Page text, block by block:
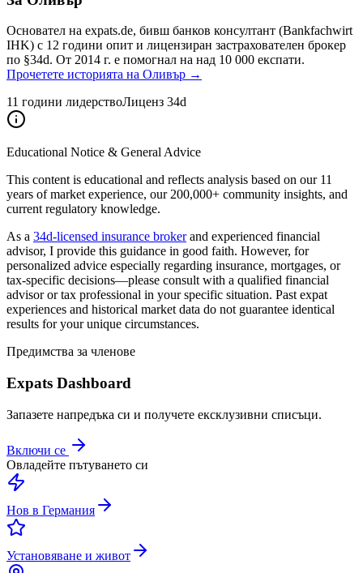
Основател на expats.de, бивш банков консултант (Bankfachwirt
IHK) с 12 години опит и лицензиран застрахователен брокер
по §34d. От 2014 г. е помогнал на над 10 000 експати.
Прочетете историята на Оливър →
11 години лидерствоЛиценз 34d
Educational Notice & General Advice
This content is educational and reflects analysis based on our 11
years of market experience, our 200,000+ community insights, and
current regulatory knowledge.
As a 34d-licensed insurance brokerand experienced financial
advisor, I provide this guidance in good faith. However, for
personalized advice especially regarding insurance, mortgages, or
tax-specific decisions—please consult with a qualified financial
advisor or tax professional in your specific situation. Past expat
experiences and historical market data do not guarantee identical
results for your unique circumstances.
Предимства за членове
Expats Dashboard
Запазете напредъка си и получете ексклузивни списъци.
Включи се
Овладейте пътуването си
Нов в Германия
Установяване и живот